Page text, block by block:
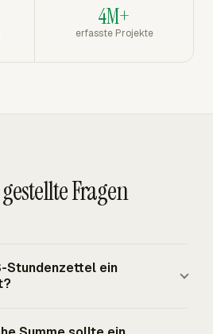
4M+
erfasste Projekte
Fragen
Stundenzettel ein